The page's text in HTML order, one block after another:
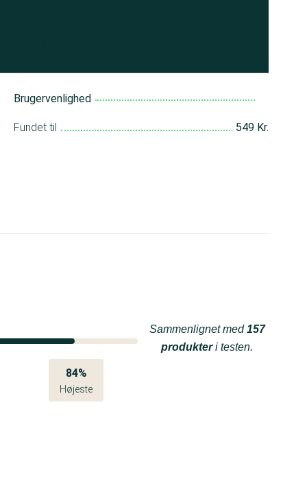
Brugervenlighed
Fundet til 549 Kr.
84%
Højeste
Sammenlignet med157
produkteri testen.